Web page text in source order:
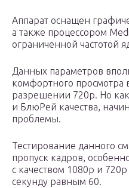
Аппарат оснащен
а также процессором
ограниченной частотой
Данных параметров
комфортного просмотра
разрешении 720p. Но
и БлюРей качества,
проблемы.
Тестирование данного
пропуск кадров,
с качеством 1080p и
секунду равным 60.